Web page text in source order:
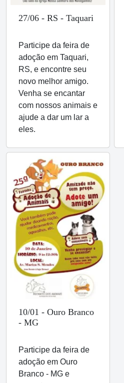
27/06 - RS - Taquari
Participe da feira de
adoção em Taquari,
RS, e encontre seu
novo melhor amigo.
Venha se encantar
com nossos animais e
ajude a dar um lar a
eles.
10/01 - Ouro Branco
- MG
Participe da feira de
adoção em Ouro
Branco - MG e